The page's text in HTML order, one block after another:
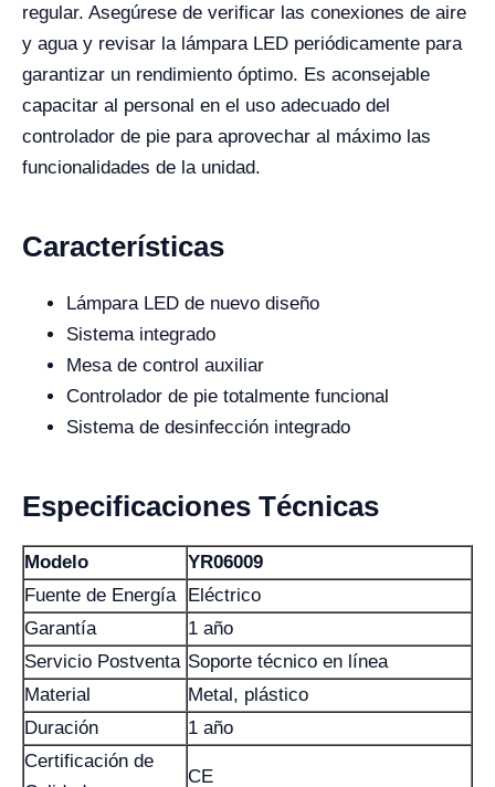
regular. Asegúrese de verificar las conexiones de aire
y agua y revisar la lámpara LED periódicamente para
garantizar un rendimiento óptimo. Es aconsejable
capacitar al personal en el uso adecuado del
controlador de pie para aprovechar al máximo las
funcionalidades de la unidad.
Características
Lámpara LED de nuevo diseño
Sistema integrado
Mesa de control auxiliar
Controlador de pie totalmente funcional
Sistema de desinfección integrado
Especificaciones Técnicas
Modelo
YR06009
Fuente de Energía
Eléctrico
Garantía
1 año
Servicio Postventa Soporte técnico en línea
Material
Metal, plástico
Duración
1 año
Certificación de
CE